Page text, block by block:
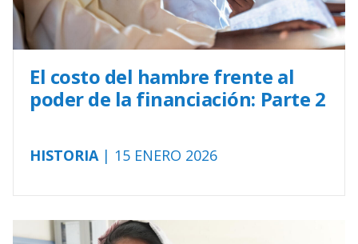
El costo del hambre frente al
poder de la financiación: Parte 2
HISTORIA | 15 ENERO 2026